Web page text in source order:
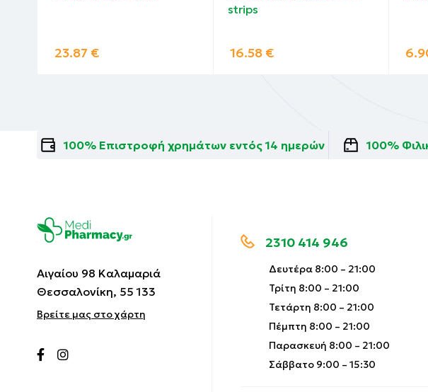
23.87 €
strips
16.58 €
100% Επιστροφή χρημάτων εντός 14 ημερών 100%
Αιγαίου 98 Καλαμαριά
Θεσσαλονίκη, 55 133
Βρείτε μας στο χάρτη
2310 414 946
Δευτέρα 8:00 – 21:00
Τρίτη 8:00 – 21:00
Τετάρτη 8:00 – 21:00
Πέμπτη 8:00 – 21:00
Παρασκευή 8:00 – 21:00
Σάββατο 9:00 – 15:30